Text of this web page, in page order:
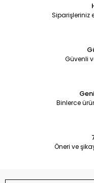
Siparişleriniz
Güvenli
Binlerce
Öneri ve